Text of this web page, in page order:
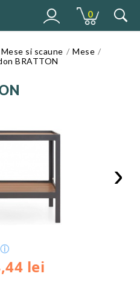
0
Mese si scaune
Mese
BRATTON
›
lei
ⓘ